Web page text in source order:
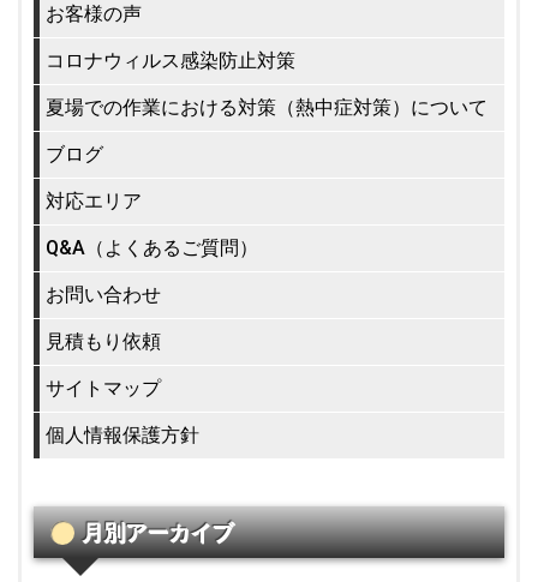
お客様の声
コロナウィルス感染防止対策
夏場での作業における対策（熱中症対策）について
ブログ
対応エリア
Q&A（よくあるご質問）
お問い合わせ
見積もり依頼
サイトマップ
個人情報保護方針
月別アーカイブ